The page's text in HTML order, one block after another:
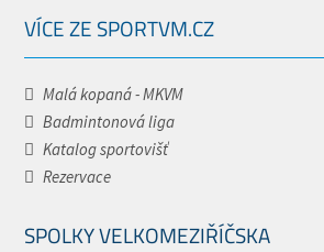
VÍCE ZE SPORTVM.CZ
Malá kopaná - MKVM
Badmintonová liga
Katalog sportovišť
Rezervace
SPOLKY VELKOMEZIŘÍČSKA